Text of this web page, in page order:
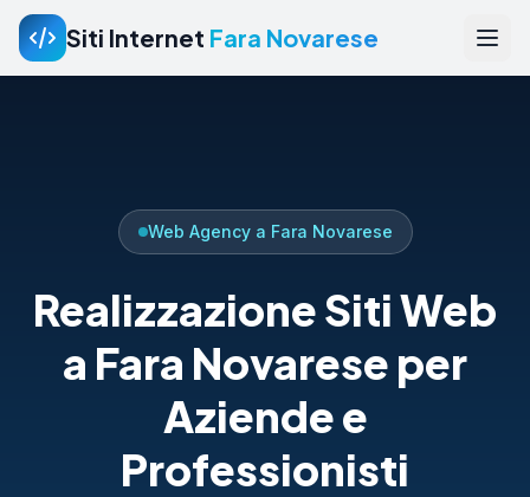
Siti Internet Fara Novarese
Web Agency a Fara Novarese
Realizzazione Siti Web
a Fara Novarese per
Aziende e
Professionisti